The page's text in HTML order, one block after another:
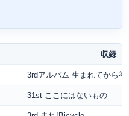
収録
3rdアルバム 生まれてから
31st ここにはないもの